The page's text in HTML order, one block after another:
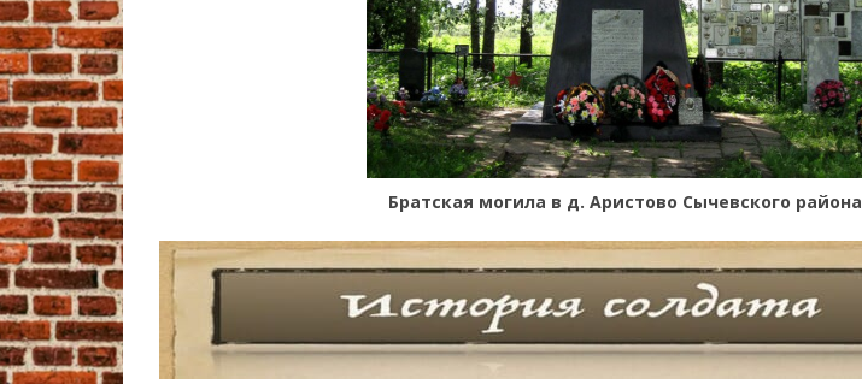
Братская могила в д. Аристово Сычевского района